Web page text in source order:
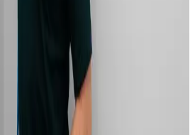
alle ventilationsmærker –